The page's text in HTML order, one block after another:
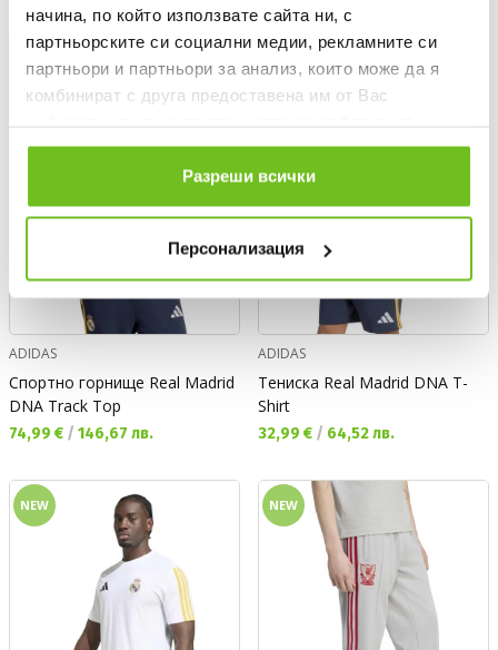
начина, по който използвате сайта ни, с
партньорските си социални медии, рекламните си
партньори и партньори за анализ, които може да я
комбинират с друга предоставена им от Вас
ползването от Ваша страна на услугите им.
Разреши всички
Персонализация
ADIDAS
Спортно горнище Real Madrid
DNA Track Top
Текуща цена:
74,99 € / 146,67 лв.
ADIDAS
Тениска Real Madrid DNA T-
Shirt
Текуща цена:
32,99 € / 64,52 лв.
NEW NEW